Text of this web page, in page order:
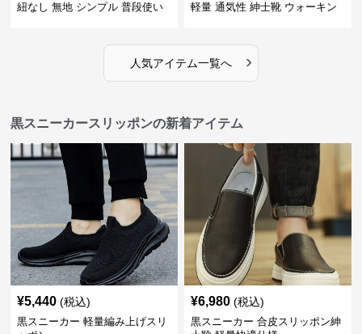
紐なし 無地 シンプル 普段使い
軽量 通気性 紳士靴 ウォーキン
人気アイテム一覧へ ›
黒スニーカースリッポンの新着アイテム
¥5,440 (税込)
黒スニーカー 軽量編み上げスリ
¥6,980 (税込)
黒スニーカー 合皮スリッポン紳